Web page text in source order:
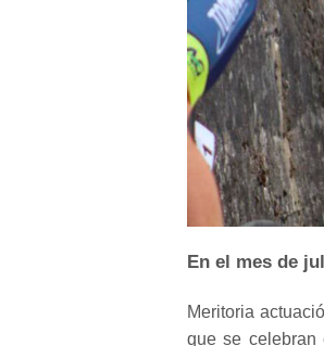
En el mes de
Meritoria
que se celebran